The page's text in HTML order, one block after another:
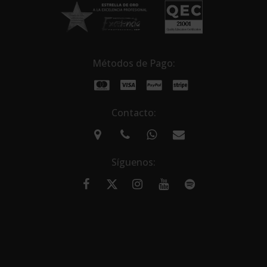
Métodos de Pago:
Contacto:
Síguenos: